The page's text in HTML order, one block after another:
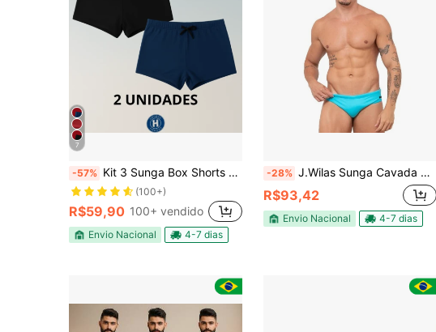
7
-57% Kit 3 Sunga Box Shorts Masculina Verão UV com Forro em Poliamida e Cordão Para Ajuste
(100+)
R$59,90 100+ vendido
Envio Nacional 4-7 dias
-28% J.Wilas Sunga Cavada Orvalho - JWilas Beachwear
R$93,42
Envio Nacional 4-7 dias